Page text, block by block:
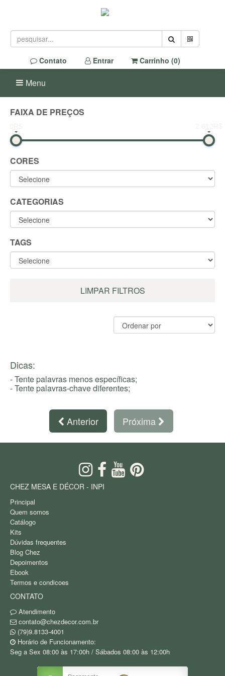
Contato Entrar Carrinho (0)
Menu
FAIXA DE PREÇOS
CORES
CATEGORIAS
TAGS
LIMPAR FILTROS
Dicas:
- Tente palavras menos específicas;
- Tente palavras-chave diferentes;
Anterior Próxima
CHEZ MESA E DÉCOR - INPI
Principal
Quem somos
Catálogo
Kits
Dúvidas frequentes
Blog Chez
Depoimentos
Ebook
Termos e condicoes
CONTATO
Atendimento
contato@chezdecor.com.br
(79)9.8133-4001
Horário de Funcionamento:
Seg a Sex 08:00 às 17:00h / Sábados 08:00 às 12:00h